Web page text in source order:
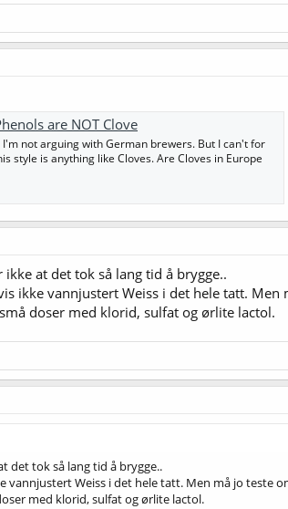
are NOT Clove
not arguing with German brewers. But I can't for
style is anything like Cloves. Are Cloves in Europe
at det tok så lang tid å brygge..
ikke vannjustert Weiss i det hele tatt. Men
doser med klorid, sulfat og ørlite lactol.
det tok så lang tid å brygge..
Weiss i det hele tatt. Men må jo teste
med klorid, sulfat og ørlite lactol.